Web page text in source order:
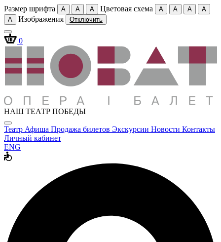
Размер шрифта A A A Цветовая схема A A A
A
A
Изображения Отключить
0
НАШ ТЕАТР ПОБЕДЫ
Театр Афиша Продажа билетов Экскурсии Новости Контакты
Личный кабинет
ENG